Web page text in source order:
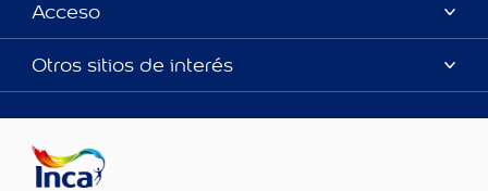
Encontrá un distribuidor Inca
Productos
Inspiración
Acceso
Accesibilidad
Precisión del color
Otros sitios de interés